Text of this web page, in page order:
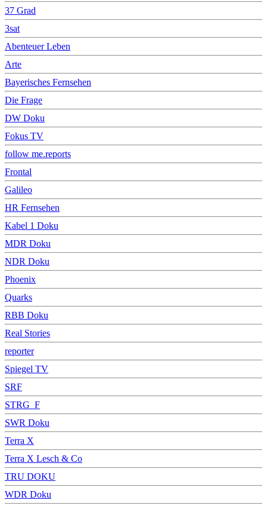
37 Grad
3sat
Abenteuer Leben
Arte
Bayerisches Fernsehen
Die Frage
DW Doku
Fokus TV
follow me.reports
Frontal
Galileo
HR Fernsehen
Kabel 1 Doku
MDR Doku
NDR Doku
Phoenix
Quarks
RBB Doku
Real Stories
reporter
Spiegel TV
SRF
STRG_F
SWR Doku
Terra X
Terra X Lesch & Co
TRU DOKU
WDR Doku